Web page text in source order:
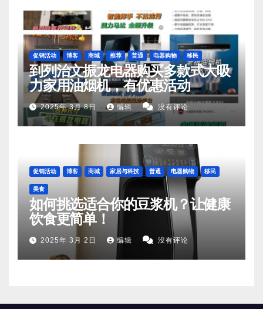
促销活动 博客 商城 推荐 普通 电器购物 移民
到列治文振龙电器购买多款式大吸
力家用油烟机，有优惠活动
2025年 3月 8日 编辑 没有评论
促销活动 博客 商城 家居与科技 普通 电器购物 移民
美食
如何挑选适合你的豆浆机？让健康
饮食更简单！
2025年 3月 2日 编辑 没有评论